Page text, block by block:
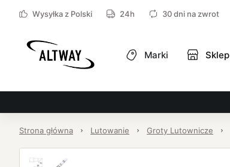
Wysyłka z Polski 24h 30 dni na zwrot
Marki Sklep
Strona główna Lutowanie Groty Lutownicze